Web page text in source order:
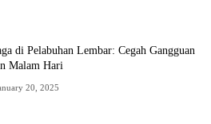
di Pelabuhan Lembar: Cegah Gangguan
Malam Hari
20, 2025